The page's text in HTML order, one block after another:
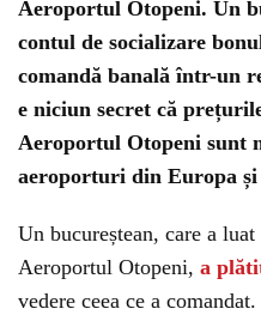
Aeroportul Otopeni. Un
contul de socializare
comandă banală într-un
e niciun secret că
Aeroportul Otopeni sunt
aeroporturi din Europa
Un bucureștean, care a
Aeroportul Otopeni, a
vedere ceea ce a